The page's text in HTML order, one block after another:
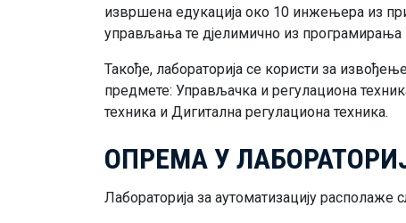
извршена едукација око 10 инжењера из
управљања те дјелимично из
Такође, лабораторија се користи за
предмете: Управљачка и регулациона
техника и Дигитална регулациона техника.
ОПРЕМА У
Лабораторија за аутоматизацију